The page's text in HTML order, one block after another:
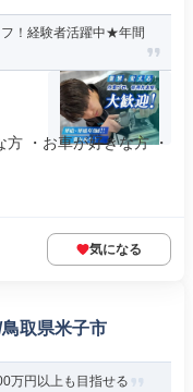
！経験者活躍中★年間
・お車が好きな方 ・
気になる
取県米子市
万円以上も目指せる